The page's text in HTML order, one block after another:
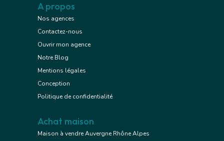
A propos
Nos agences
Contactez-nous
Ouvrir mon agence
Notre Blog
Mentions légales
Conception
Politique de confidentialité
Achat maison
Maison à vendre Auvergne Rhône Alpes